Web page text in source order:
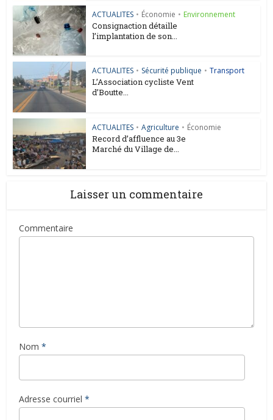
ACTUALITES • Économie • Environnement
Consignaction détaille
l’implantation de son...
ACTUALITES • Sécurité publique • Transport
L’Association cycliste Vent
d’Boutte...
ACTUALITES • Agriculture • Économie
Record d’affluence au 3e
Marché du Village de...
Laisser un commentaire
Commentaire
Nom *
Adresse courriel *